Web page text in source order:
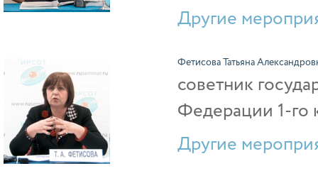
Другие
Фетисова Татьяна
советник
Федерации 1-го
Другие